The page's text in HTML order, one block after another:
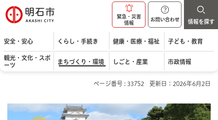
明石市
緊急・災害
情報
お問い合わせ 情報を探す
安全・安心 くらし・手続き 健康・医療・福祉 子ども・教育
観光・文化・スポ
ーツ
まちづくり・環境 しごと・産業 市政情報
ページ番号 : 33752 更新日：2026年6月2日